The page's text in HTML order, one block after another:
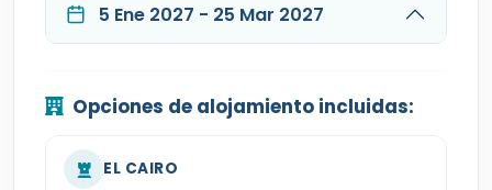
5 Ene 2027 - 25 Mar 2027
Opciones de alojamiento incluidas:
EL CAIRO